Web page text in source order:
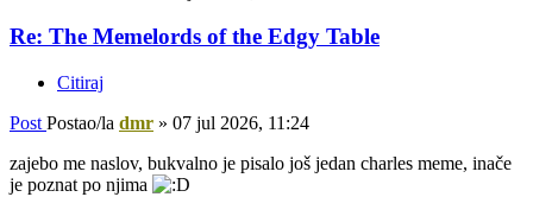
Re: The Memelords of the Edgy Table
Citiraj
Post Postao/la dmr » 07 jul 2026, 11:24
zajebo me naslov, bukvalno je pisalo još jedan charles meme, inače
je poznat po njima